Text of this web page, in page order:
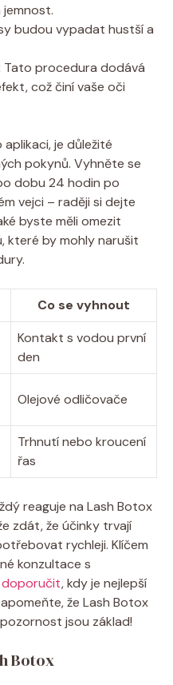
jemnost.
budou vypadat hustší a
Tato procedura dodává
což činí vaše oči
je důležité
pokynů. Vyhněte se
dobu 24 hodin po
vejci – raději si dejte
byste měli omezit
které by mohly narušit
Co se vyhnout
Kontakt s vodou první
den
Olejové odličovače
Trhnutí nebo kroucení
řas
reaguje na Lash Botox
zdát, že účinky trvají
rychleji. Klíčem
konzultace s
doporučit, kdy je nejlepší
že Lash Botox
jsou základ!
Botox